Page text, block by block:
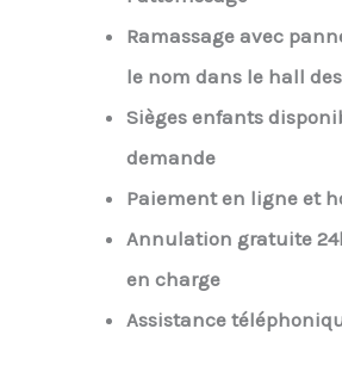
Ramassage avec
le nom dans le hall
Sièges enfants
demande
Paiement en ligne et
Annulation gratuite
en charge
Assistance